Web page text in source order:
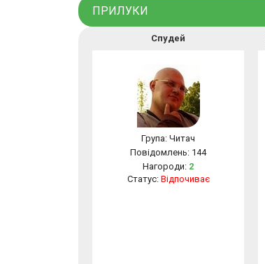
ПРИЛУКИ
Спудей
Група: Читач
Повідомлень: 144
Нагороди: 2
Статус: Відпочиває